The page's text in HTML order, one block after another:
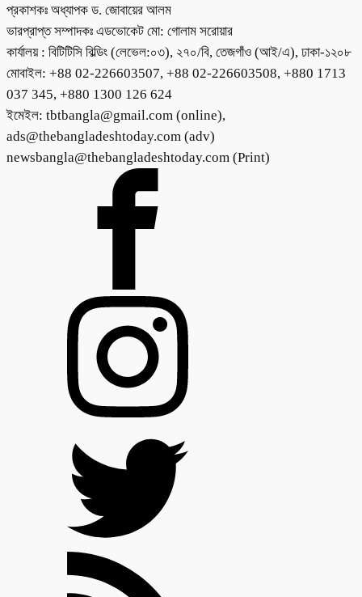
প্রকাশকঃ অধ্যাপক ড. জোবায়ের আলম
ভারপ্রাপ্ত সম্পাদকঃ এডভোকেট মো: গোলাম সরোয়ার
কার্যালয় : বিটিটিসি বিল্ডিং (লেভেল:০৩), ২৭০/বি, তেজগাঁও (আই/এ), ঢাকা-১২০৮
মোবাইল: +88 02-226603507, +88 02-226603508, +880 1713
037 345, +880 1300 126 624
ইমেইল: tbtbangla@gmail.com (online),
ads@thebangladeshtoday.com (adv)
newsbangla@thebangladeshtoday.com (Print)